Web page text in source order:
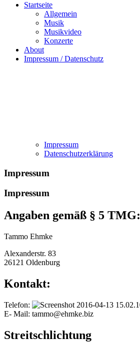
Startseite
Allgemein
Musik
Musikvideo
Konzerte
About
Impressum / Datenschutz
Impressum
Datenschutzerklärung
Impressum
Impressum
Angaben gemäß § 5 TMG:
Tammo Ehmke
Alexanderstr. 83
26121 Oldenburg
Kontakt:
Telefon:
E- Mail: tammo@ehmke.biz
Streitschlichtung